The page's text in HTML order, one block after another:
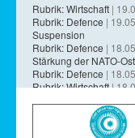
Rubrik: Wirtschaft |
Rubrik: Defence |
Suspension
Rubrik: Defence |
Stärkung der NATO-
Rubrik: Defence |
Rubrik: Wirtschaft|